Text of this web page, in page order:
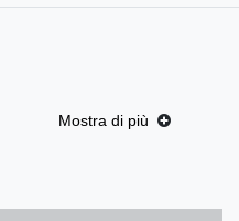
Mostra di più